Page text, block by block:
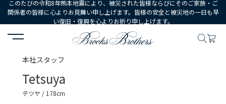
このたびの令和8年熊本地震により、被災された皆様ならびにそのご家族・ご
関係者の皆様に心よりお見舞い申し上げます。皆様の安全と被災地の一日も早
い復旧・復興を心よりお祈り申し上げます。
HOME コーディネート スタッフ詳細
本社スタッフ
Tetsuya
テツヤ / 178cm